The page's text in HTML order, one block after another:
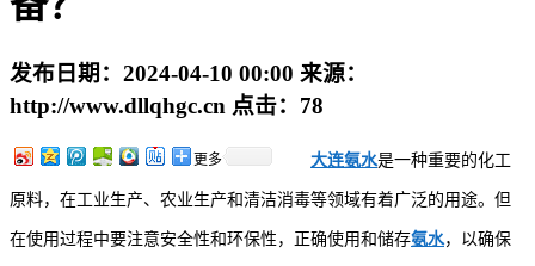
发布日期： 2024-04-10 00:00 来源：
http://www.dllqhgc.cn 点击： 78
更多 大连氨水是一种重要的化工
原料，在工业生产、农业生产和清洁消毒等领域有着广泛的用途。但
在使用过程中要注意安全性和环保性，正确使用和储存氨水，以确保